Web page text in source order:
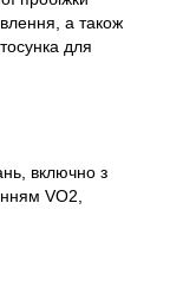
а також
для
включно з
VO2,